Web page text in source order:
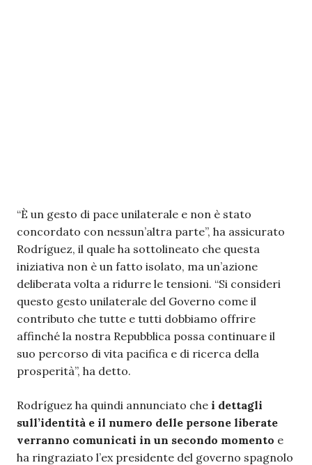
“È un gesto di pace unilaterale e non è stato
concordato con nessun’altra parte”, ha assicurato
Rodríguez, il quale ha sottolineato che questa
iniziativa non è un fatto isolato, ma un’azione
deliberata volta a ridurre le tensioni. “Si consideri
questo gesto unilaterale del Governo come il
contributo che tutte e tutti dobbiamo offrire
affinché la nostra Repubblica possa continuare il
suo percorso di vita pacifica e di ricerca della
prosperità”, ha detto.
Rodríguez ha quindi annunciato che i dettagli
sull’identità e il numero delle persone liberate
verranno comunicati in un secondo momento e
ha ringraziato l’ex presidente del governo spagnolo